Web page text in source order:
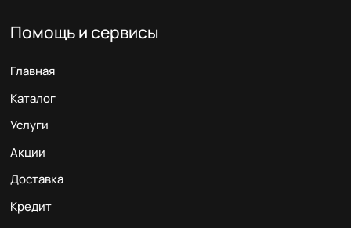
Помощь и сервисы
Главная
Каталог
Услуги
Акции
Доставка
Кредит